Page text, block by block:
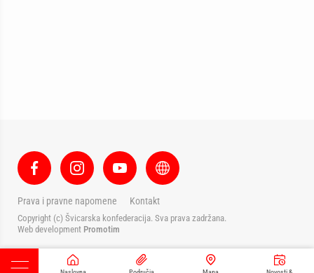
Prava i pravne napomene Kontakt
Copyright (c) Švicarska konfederacija. Sva prava zadržana.
Web development Promotim